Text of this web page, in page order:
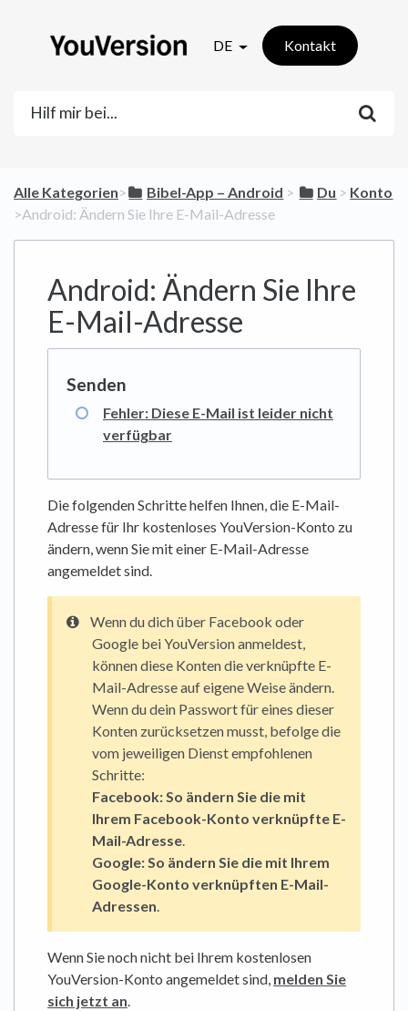
DE Kontakt
Alle Kategorien​>​ ​Bibel-App – Android ​ > ​ ​Du ​ > ​ ​Konto
>​ Android: Ändern Sie Ihre E-Mail-Adresse
Android: Ändern Sie Ihre
E-Mail-Adresse
Fehler: Diese E-Mail ist leider nicht
verfügbar
Die folgenden Schritte helfen Ihnen, die E-Mail-
Adresse für Ihr kostenloses YouVersion-Konto zu
ändern, wenn Sie mit einer E-Mail-Adresse
angemeldet sind.
Wenn du dich über Facebook oder
Google bei YouVersion anmeldest,
können diese Konten die verknüpfte E-
Mail-Adresse auf eigene Weise ändern.
Wenn du dein Passwort für eines dieser
Konten zurücksetzen musst, befolge die
vom jeweiligen Dienst empfohlenen
Schritte:
Facebook:So ändern Sie die mit
Ihrem Facebook-Konto verknüpfte E-
Mail-Adresse.
Google:So ändern Sie die mit Ihrem
Google-Konto verknüpften E-Mail-
Adressen.
Wenn Sie noch nicht bei Ihrem kostenlosen
YouVersion-Konto angemeldet sind, melden Sie
sich jetzt an.